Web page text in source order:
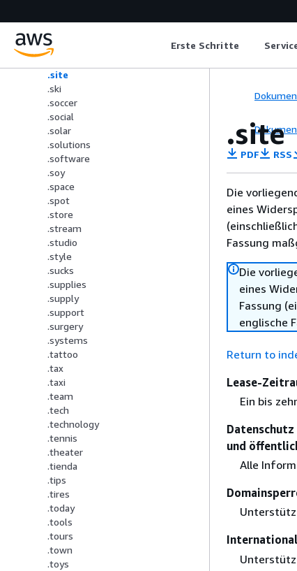
Erste Schritte
.einkaufen
.show
.site
.ski
.soccer
.social
.solar
.solutions
.software
.soy
.space
.spot
.store
.stream
.studio
.style
.sucks
.supplies
.supply
.support
.surgery
.systems
.tattoo
.tax
.taxi
.team
.tech
.technology
.tennis
.theater
.tienda
.tips
.tires
.today
.tools
.tours
.town
.toys
.site
PDF RSS
Die
eines
Fassung
Die
eines
Fassung
englische
Return to
Lease-
Ein bis
und
Alle